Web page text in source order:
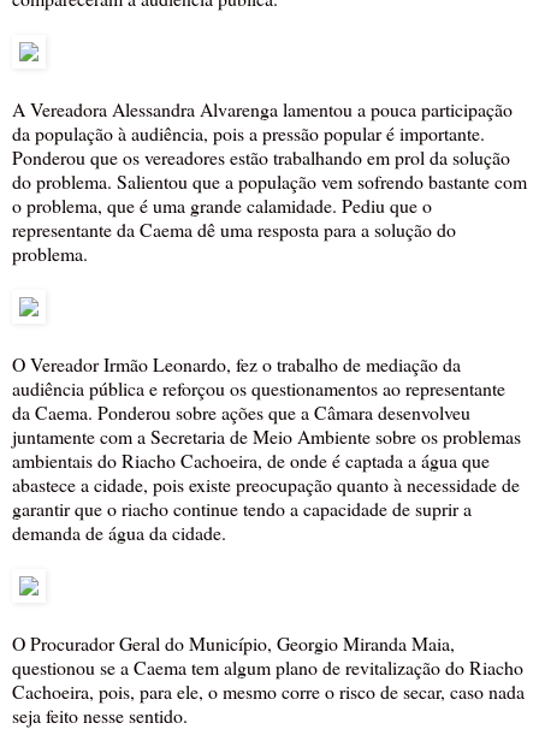
A Vereadora Alessandra Alvarenga lamentou a pouca participação
da população à audiência, pois a pressão popular é importante.
Ponderou que os vereadores estão trabalhando em prol da solução
do problema. Salientou que a população vem sofrendo bastante com
o problema, que é uma grande calamidade. Pediu que o
representante da Caema dê uma resposta para a solução do
problema.
O Vereador Irmão Leonardo, fez o trabalho de mediação da
audiência pública e reforçou os questionamentos ao representante
da Caema. Ponderou sobre ações que a Câmara desenvolveu
juntamente com a Secretaria de Meio Ambiente sobre os problemas
ambientais do Riacho Cachoeira, de onde é captada a água que
abastece a cidade, pois existe preocupação quanto à necessidade de
garantir que o riacho continue tendo a capacidade de suprir a
demanda de água da cidade.
O Procurador Geral do Município, Georgio Miranda Maia,
questionou se a Caema tem algum plano de revitalização do Riacho
Cachoeira, pois, para ele, o mesmo corre o risco de secar, caso nada
seja feito nesse sentido.